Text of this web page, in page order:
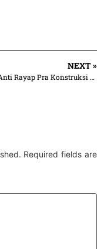
NEXT »
Jasa Anti Rayap Pra Konstruksi di Kabupaten Bogor Hiraeth
Required fields are